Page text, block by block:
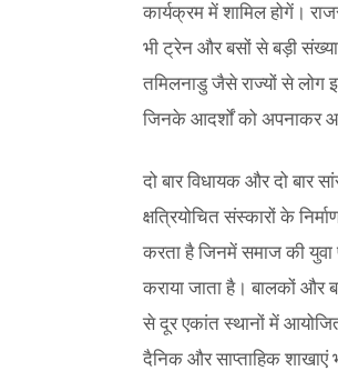
कार्यक्रम में शामिल होगें।
भी ट्रेन और बसों से बड़ी
तमिलनाडु जैसे राज्यों से लोग
जिनके आदर्शों को अपनाकर
दो बार विधायक और दो बार
क्षत्रियोचित संस्कारों के
करता है जिनमें समाज की युवा
कराया जाता है। बालकों और
से दूर एकांत स्थानों में
दैनिक और साप्ताहिक शाखाएं